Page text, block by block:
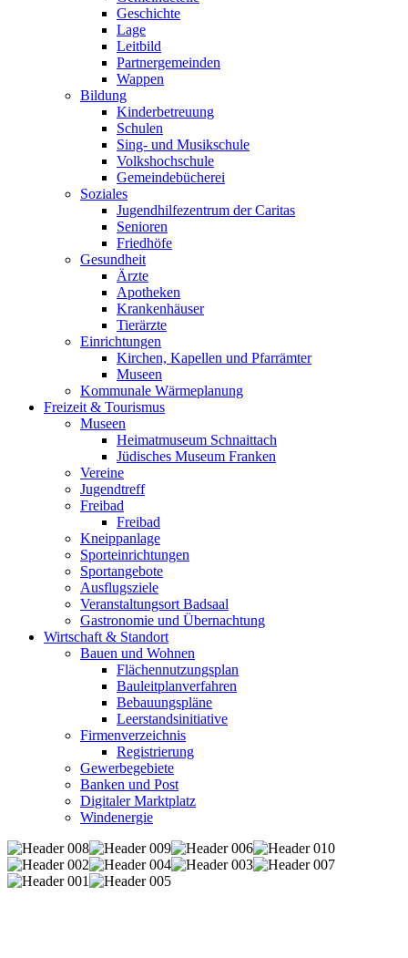
Geschichte
Lage
Leitbild
Partnergemeinden
Wappen
Bildung
Kinderbetreuung
Schulen
Sing- und Musikschule
Volkshochschule
Gemeindebücherei
Soziales
Jugendhilfezentrum der Caritas
Senioren
Friedhöfe
Gesundheit
Ärzte
Apotheken
Krankenhäuser
Tierärzte
Einrichtungen
Kirchen, Kapellen und Pfarrämter
Museen
Kommunale Wärmeplanung
Freizeit & Tourismus
Museen
Heimatmuseum Schnaittach
Jüdisches Museum Franken
Vereine
Jugendtreff
Freibad
Freibad
Kneippanlage
Sporteinrichtungen
Sportangebote
Ausflugsziele
Veranstaltungsort Badsaal
Gastronomie und Übernachtung
Wirtschaft & Standort
Bauen und Wohnen
Flächennutzungsplan
Bauleitplanverfahren
Bebauungspläne
Leerstandsinitiative
Firmenverzeichnis
Registrierung
Gewerbegebiete
Banken und Post
Digitaler Marktplatz
Windenergie